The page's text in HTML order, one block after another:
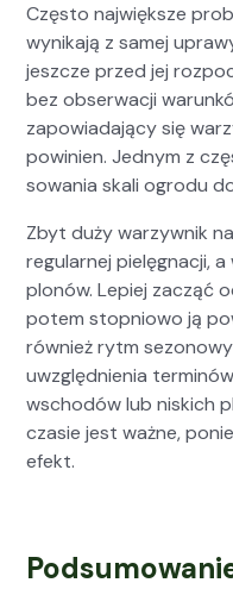
Częs­to najwięk­sze
wynika­ją z samej
jeszcze przed jej
bez obserwacji
zapowiada­ją­cy się
powinien. Jed­nym z
sowa­nia skali ogro­du
Zbyt duży warzy­wnik
reg­u­larnej pielę­gnacji,
plonów. Lep­iej zacząć
potem stop­niowo ją
również rytm
uwzględ­nienia
wschodów lub nis­kich
cza­sie jest ważne,
efekt.